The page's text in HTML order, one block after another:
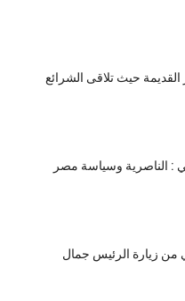
حيث تلاقى الشرائع
الناصرية وسياسة مصر
من زيارة الرئيس جمال